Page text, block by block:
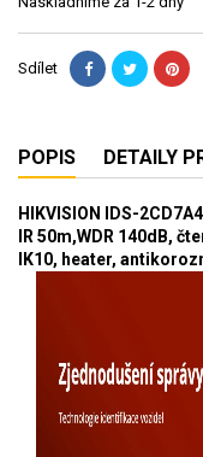
Sdílet
POPIS DETAILY
HIKVISION IDS-
IR 50m,WDR 140dB,
IK10, heater,